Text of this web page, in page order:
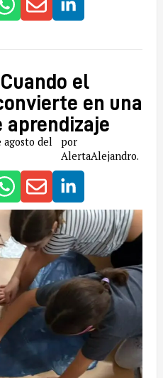
el
en una
aprendizaje
agosto del
por
AlertaAlejandro.